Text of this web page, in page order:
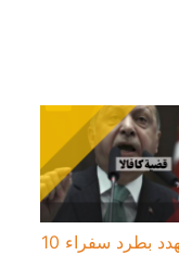
أردوغان يهدد بطرد سفراء 10